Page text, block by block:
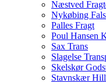
Næstved
Nykøbing
Palles Fragt
Poul Hansen
Sax Trans
Slagelse
Skelskør
Stavnskær